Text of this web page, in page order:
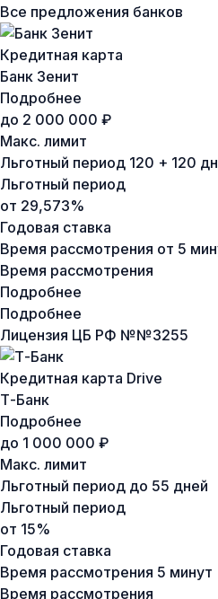
Все предложения банков
Кредитная карта
Банк Зенит
Подробнее
до 2 000 000 ₽
Макс. лимит
Льготный период 120 + 120
Льготный период
от 29,573%
Годовая ставка
Время рассмотрения от 5
Время рассмотрения
Подробнее
Подробнее
Лицензия ЦБ РФ №№3255
Кредитная карта Drive
Т-Банк
Подробнее
до 1 000 000 ₽
Макс. лимит
Льготный период до 55 дней
Льготный период
от 15%
Годовая ставка
Время рассмотрения 5 минут
Время рассмотрения